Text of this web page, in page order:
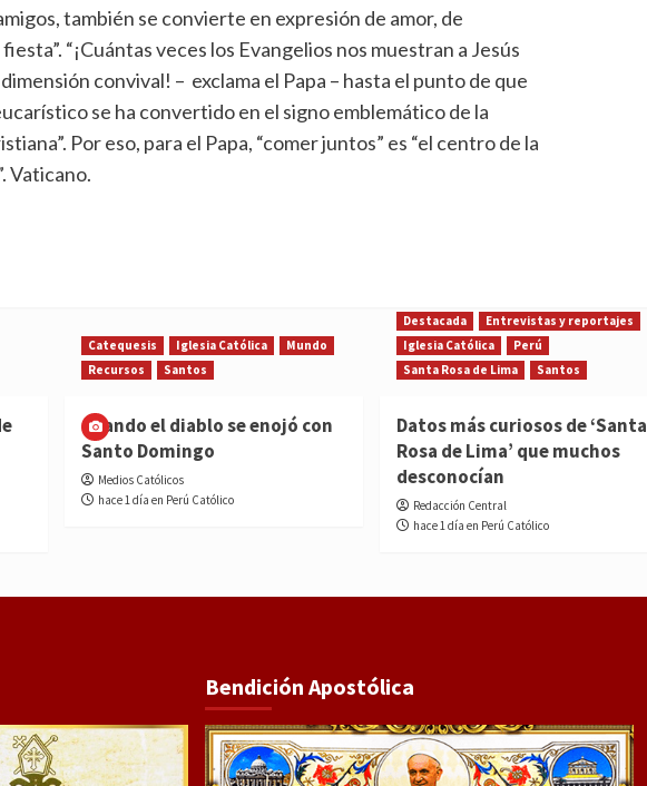
también se convierte en expresión de amor, de
“¡Cuántas veces los Evangelios nos muestran a Jesús
convival! – exclama el Papa – hasta el punto de que
se ha convertido en el signo emblemático de la
Por eso, para el Papa, “comer juntos” es “el centro de la
Vaticano.
Catequesis Iglesia Católica
Mundo
Recursos
Santos
Cuando el diablo se enojó con
Santo Domingo
Medios Católicos
hace 1 día en Perú Católico
Destacada
Entrevistas y reportajes
Iglesia Católica
Perú
Santa Rosa de Lima
Santos
Datos más curiosos de ‘Santa
Rosa de Lima’ que muchos
desconocían
Redacción Central
hace 1 día en Perú Católico
Bendición Apostólica